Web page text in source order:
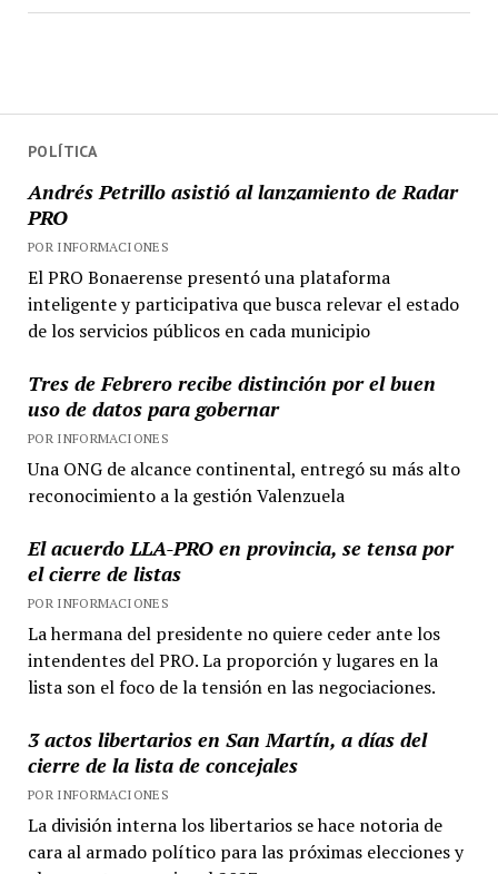
POLÍTICA
Andrés Petrillo asistió al lanzamiento de Radar
PRO
POR INFORMACIONES
El PRO Bonaerense presentó una plataforma
inteligente y participativa que busca relevar el estado
de los servicios públicos en cada municipio
Tres de Febrero recibe distinción por el buen
uso de datos para gobernar
POR INFORMACIONES
Una ONG de alcance continental, entregó su más alto
reconocimiento a la gestión Valenzuela
El acuerdo LLA-PRO en provincia, se tensa por
el cierre de listas
POR INFORMACIONES
La hermana del presidente no quiere ceder ante los
intendentes del PRO. La proporción y lugares en la
lista son el foco de la tensión en las negociaciones.
3 actos libertarios en San Martín, a días del
cierre de la lista de concejales
POR INFORMACIONES
La división interna los libertarios se hace notoria de
cara al armado político para las próximas elecciones y